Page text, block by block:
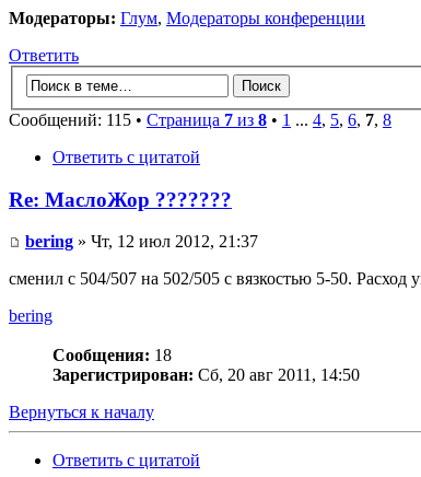
Модераторы: Глум, Модераторы конференции
Ответить
Сообщений: 115 • Страница 7 из 8 • 1 ... 4, 5, 6, 7, 8
Ответить с цитатой
Re: МаслоЖор ???????
bering » Чт, 12 июл 2012, 21:37
сменил с 504/507 на 502/505 с вязкостью 5-50.
bering
Сообщения: 18
Зарегистрирован: Сб, 20 авг 2011, 14:50
Вернуться к началу
Ответить с цитатой